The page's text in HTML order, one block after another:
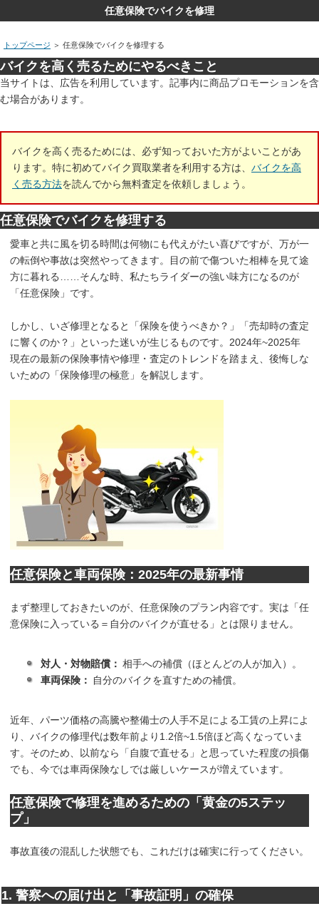
任意保険でバイクを修理
トップページ ＞ 任意保険でバイクを修理する
バイクを高く売るためにやるべきこと
当サイトは、広告を利用しています。記事内に商品プロモーションを含
む場合があります。
バイクを高く売るためには、必ず知っておいた方がよいことがあ
ります。特に初めてバイク買取業者を利用する方は、 バイクを高
く売る方法を読んでから無料査定を依頼しましょう。
任意保険でバイクを修理する
愛車と共に風を切る時間は何物にも代えがたい喜びですが、万が一
の転倒や事故は突然やってきます。目の前で傷ついた相棒を見て途
方に暮れる……そんな時、私たちライダーの強い味方になるのが
「任意保険」です。
しかし、いざ修理となると「保険を使うべきか？」「売却時の査定
に響くのか？」といった迷いが生じるものです。2024年~2025年
現在の最新の保険事情や修理・査定のトレンドを踏まえ、後悔しな
いための「保険修理の極意」を解説します。
任意保険と車両保険：2025年の最新事情
まず整理しておきたいのが、任意保険のプラン内容です。実は「任
意保険に入っている＝自分のバイクが直せる」とは限りません。
対人・対物賠償： 相手への補償（ほとんどの人が加入）。
車両保険：
自分のバイクを直すための補償。
近年、パーツ価格の高騰や整備士の人手不足による工賃の上昇によ
り、バイクの修理代は数年前より1.2倍~1.5倍ほど高くなっていま
す。そのため、以前なら「自腹で直せる」と思っていた程度の損傷
でも、今では車両保険なしでは厳しいケースが増えています。
任意保険で修理を進めるための「黄金の5ステッ
プ」
事故直後の混乱した状態でも、これだけは確実に行ってください。
1. 警察への届け出と「事故証明」の確保